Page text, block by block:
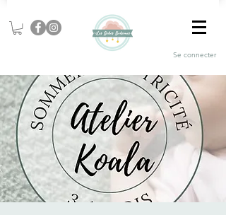
Se connecter